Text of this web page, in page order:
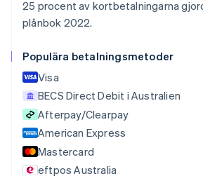
25 procent av kortbetalningarna
plånbok 2022.
Populära betalningsmetoder
Visa
BECS Direct Debit i Australien
Afterpay/Clearpay
American Express
Mastercard
eftpos Australia
English
Cypern
Danmark
English
Estland
English
简体中文English
Finland
English Svenska